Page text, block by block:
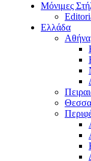
Μόνιμες
Ελλάδα
Αθήνα